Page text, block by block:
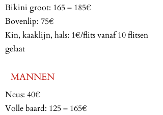
Bikini groot: 165 – 185€
Bovenlip: 75€
Kin, kaaklijn, hals: 1€/flits vanaf 10 flitsen
gelaat
MANNEN
Neus: 40€
Volle baard: 125 – 165€